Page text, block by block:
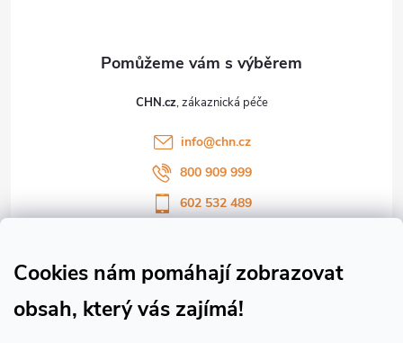
Cookies nám pomáhají zobrazovat
obsah, který vás zajímá!
CHN.cz
info@chn.cz
800 909 999
602 532 489
Sledujte náš vlog CHN_CZ